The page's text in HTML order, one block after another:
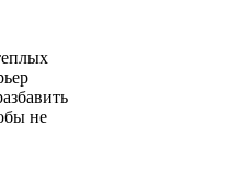
не